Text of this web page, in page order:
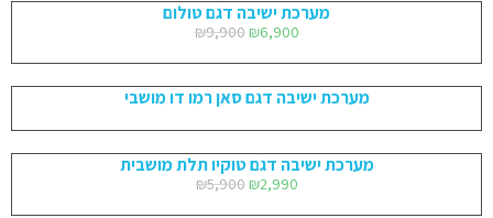
מערכת ישיבה דגם טולום
₪9,900 ₪6,900
מערכת ישיבה דגם סאן רמו דו מושבי
מערכת ישיבה דגם טוקיו תלת מושבית
₪5,900 ₪2,990